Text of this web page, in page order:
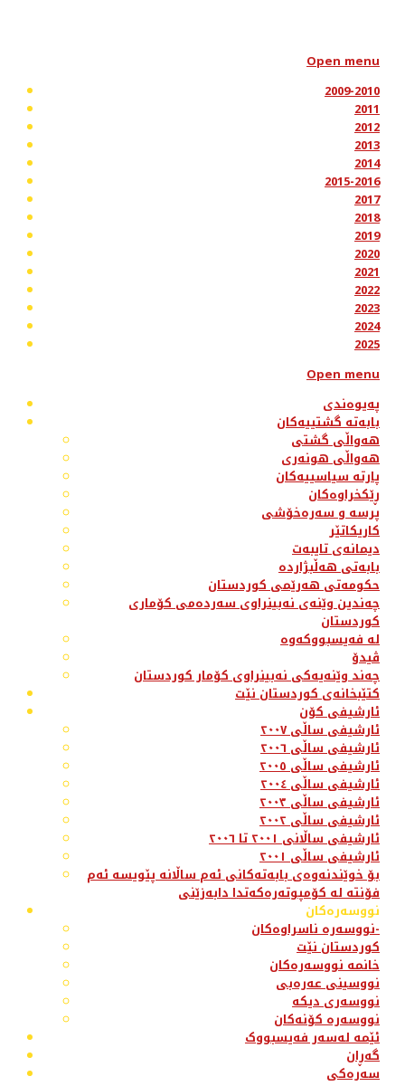
Open menu
2009-2010
2011
2012
2013
2014
2015-2016
2017
2018
2019
2020
2021
2022
2023
2024
2025
Open menu
پەیوەندی
بابەتە گشتییەکان
هەواڵی گشتی
هەواڵی هونەری
پارتە سیاسییەکان
ڕێکخراوەکان
پرسە و سەرەخۆشی
کاریکاتێر
دیمانەی تایبەت
بابەتی هەڵبژاردە
حکومەتی هەرێمی کوردستان
چەندین وێنەی نەبینراوی سەردەمی کۆماری
کوردستان
لە فەیسبووکەوە
ڤیدۆ
چەند وێنەیەکی نەبینراوی کۆمار کوردستان
کتێبخانەی کوردستان نێت
ئارشیفی کۆن
ئارشیفی ساڵی ٢٠٠٧
ئارشیفی ساڵی ٢٠٠٦
ئارشیفی ساڵی ٢٠٠٥
ئارشیفی ساڵی ٢٠٠٤
ئارشیفی ساڵی ٢٠٠٣
ئارشیفی ساڵی ٢٠٠٢
ئارشیفی ساڵانی ٢٠٠١ تا ٢٠٠٦
ئارشیفی ساڵی ٢٠٠١
بۆ خوێندنەوەی بابەتەکانی ئەم ساڵانە پێویسە ئەم
فۆنتە لە کۆمپوتەرەکەتدا دابەزێنی
نووسەرەکان
نووسەرە ناسراوەکان-
کوردستان نێت
خانمە نووسەرەکان
نووسینی عەرەبی
نووسەری دیکە
نووسەرە کۆنەکان
ئێمە لەسەر فەیسبووک
گەڕان
سەرەکی